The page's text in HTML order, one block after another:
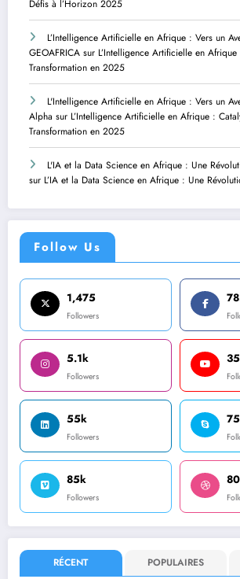
Défis à l’Horizon 2025
L’Intelligence Artificielle en Afrique : Vers un
GEOAFRICA sur L’Intelligence Artificielle en
Transformation en 2025
L'Intelligence Artificielle en Afrique : Vers un
Alpha sur L’Intelligence Artificielle en Afrique :
Transformation en 2025
L'IA et la Data Science en Afrique : Une
sur L’IA et la Data Science en Afrique : Une
Follow Us
1,475
Followers
5.1k
Followers
55k
Followers
85k
Followers
RÉCENT POPULAIRES